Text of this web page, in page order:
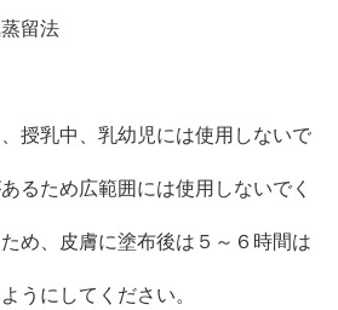
留法
授乳中、乳幼児には使用しないで
るため広範囲には使用しないでく
め、皮膚に塗布後は５～６時間は
うにしてください。